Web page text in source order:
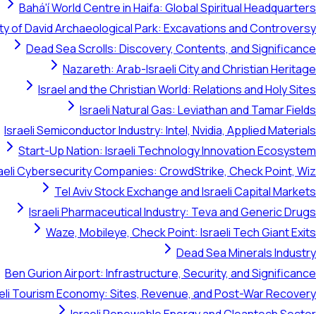
Bahá'í World Centre in Haifa: Global Spiritual Headquarters
of David Archaeological Park: Excavations and Controversy
Dead Sea Scrolls: Discovery, Contents, and Significance
Nazareth: Arab-Israeli City and Christian Heritage
Israel and the Christian World: Relations and Holy Sites
Israeli Natural Gas: Leviathan and Tamar Fields
Israeli Semiconductor Industry: Intel, Nvidia, Applied Materials
Start-Up Nation: Israeli Technology Innovation Ecosystem
Cybersecurity Companies: CrowdStrike, Check Point, Wiz
Tel Aviv Stock Exchange and Israeli Capital Markets
Israeli Pharmaceutical Industry: Teva and Generic Drugs
Waze, Mobileye, Check Point: Israeli Tech Giant Exits
Dead Sea Minerals Industry
Ben Gurion Airport: Infrastructure, Security, and Significance
Tourism Economy: Sites, Revenue, and Post-War Recovery